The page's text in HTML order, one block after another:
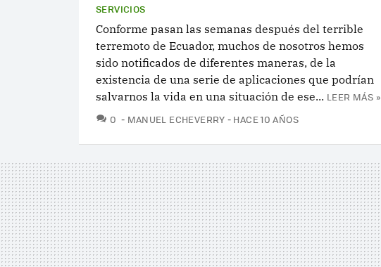
SERVICIOS
Conforme pasan las semanas después del terrible
terremoto de Ecuador, muchos de nosotros hemos
sido notificados de diferentes maneras, de la
existencia de una serie de aplicaciones que podrían
salvarnos la vida en una situación de ese... LEER MÁS »
0 COMENTARIOS
MANUEL ECHEVERRY HACE 10 AÑOS